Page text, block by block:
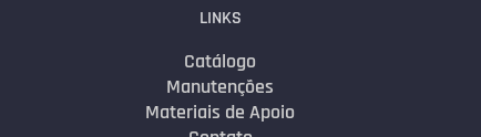
LINKS
Catálogo
Manutenções
Materiais de Apoio